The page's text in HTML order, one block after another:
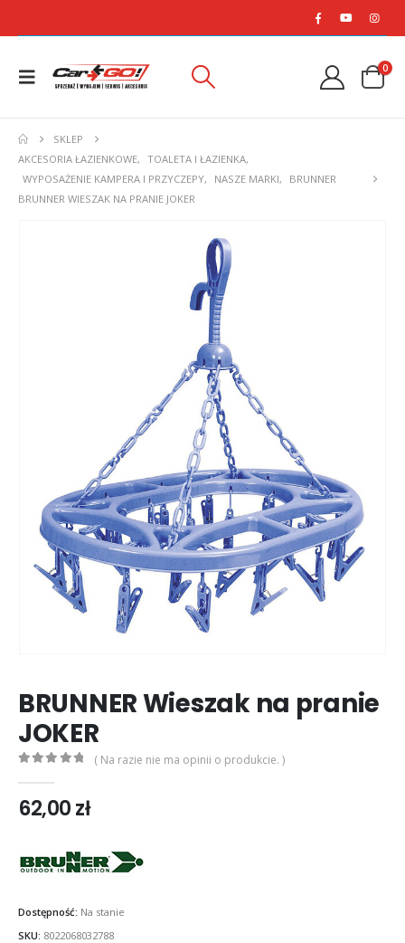
0
SKLEP
AKCESORIA ŁAZIENKOWE, TOALETA I ŁAZIENKA,
WYPOSAŻENIE KAMPERA I PRZYCZEPY, NASZE MARKI,
BRUNNER
BRUNNER WIESZAK NA PRANIE JOKER
BRUNNER Wieszak na pranie
JOKER
( Na razie nie ma opinii o produkcie. )
62,00zł
Dostępność: Na stanie
SKU: 8022068032788